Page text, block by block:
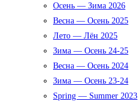
Осень — Зима 2026
Весна — Осень 2025
Лето — Лён 2025
Зима — Осень 24-25
Весна — Осень 2024
Зима — Осень 23-24
Spring — Summer 2023